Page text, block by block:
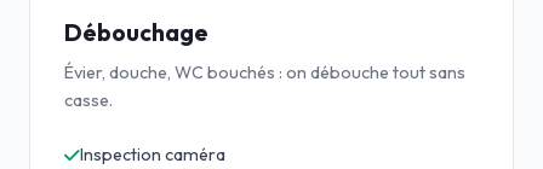
Débouchage
Évier, douche, WC bouchés : on débouche tout sans
casse.
Inspection caméra